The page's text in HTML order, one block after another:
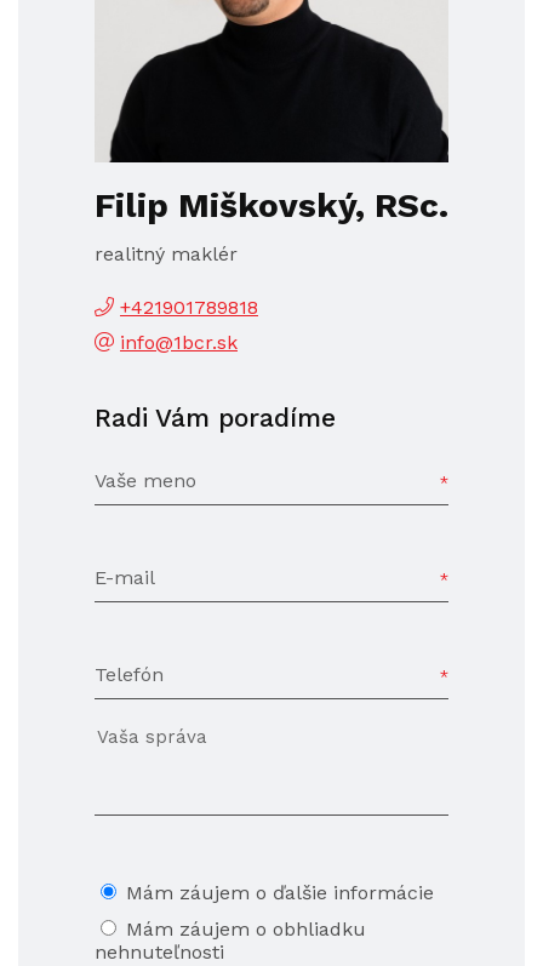
Filip Miškovský, RSc.
realitný maklér
+421901789818
info@1bcr.sk
Radi Vám poradíme
Vaše meno
E-mail
Telefón
Mám záujem o ďalšie informácie
Mám záujem o obhliadku
nehnuteľnosti